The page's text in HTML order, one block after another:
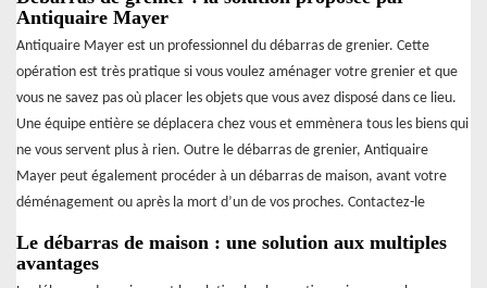
Antiquaire Mayer
Antiquaire Mayer est un professionnel du débarras de grenier. Cette
opération est très pratique si vous voulez aménager votre grenier et que
vous ne savez pas où placer les objets que vous avez disposé dans ce lieu.
Une équipe entière se déplacera chez vous et emmènera tous les biens qui
ne vous servent plus à rien. Outre le débarras de grenier, Antiquaire
Mayer peut également procéder à un débarras de maison, avant votre
déménagement ou après la mort d’un de vos proches. Contactez-le
Le débarras de maison : une solution aux multiples
avantages